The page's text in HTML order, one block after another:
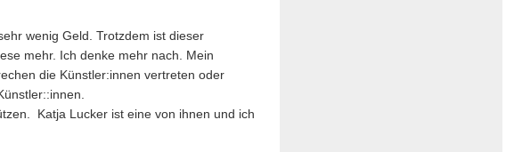
wenig Geld. Trotzdem ist dieser
mehr. Ich denke mehr nach. Mein
die Künstler:innen vertreten oder
Katja Lucker ist eine von ihnen und ich